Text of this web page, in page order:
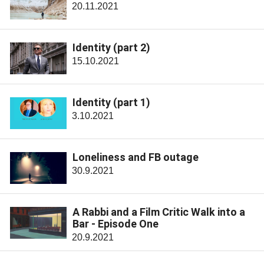
20.11.2021
Identity (part 2)
15.10.2021
Identity (part 1)
3.10.2021
Loneliness and FB outage
30.9.2021
A Rabbi and a Film Critic Walk into a
Bar - Episode One
20.9.2021